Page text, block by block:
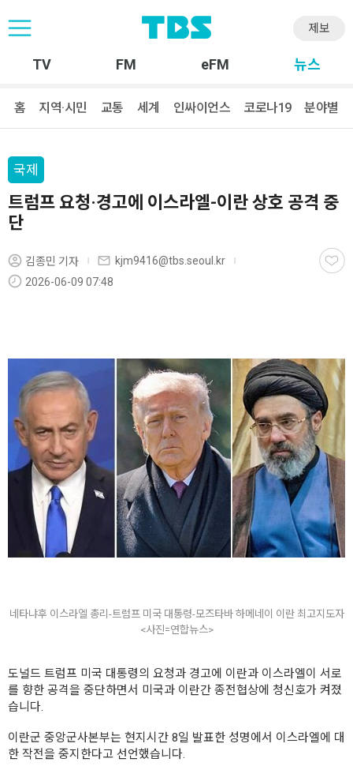
제보
TV FM eFM 뉴스
홈 지역·시민 교통 세계 인싸이언스 코로나19 분야별
국제
트럼프 요청·경고에 이스라엘-이란 상호 공격 중
단
김종민 기자
kjm9416@tbs.seoul.kr
2026-06-09 07:48
네타냐후 이스라엘 총리-트럼프 미국 대통령-모즈타바 하메네이 이란 최고지도자
<사진=연합뉴스>
도널드 트럼프 미국 대통령의 요청과 경고에 이란과 이스라엘이 서로
를 향한 공격을 중단하면서 미국과 이란간 종전협상에 청신호가 켜졌
습니다.
이란군 중앙군사본부는 현지시간 8일 발표한 성명에서 이스라엘에 대
한 작전을 중지한다고 선언했습니다.